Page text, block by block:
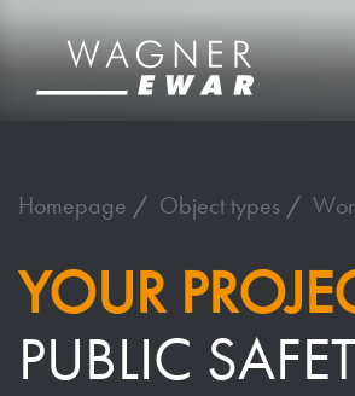
Homepage Object types
YOUR
PUBLIC